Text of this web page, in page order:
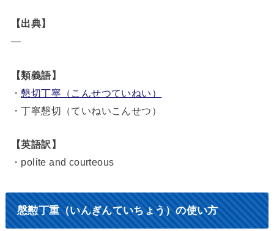
【出典】
―
【類義語】
・懇切丁寧（こんせつていねい）
・丁寧懇切（ていねいこんせつ）
【英語訳】
・polite and courteous
慇懃丁重（いんぎんていちょう）の使い方